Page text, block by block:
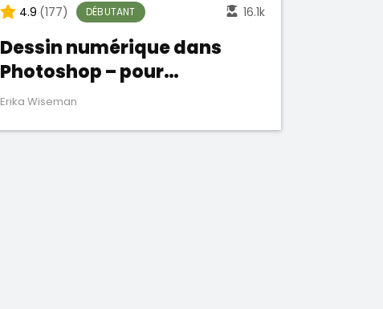
4.9 (177) DÉBUTANT 16.1k
Dessin numérique dans
Photoshop – pour
débutants
Erika Wiseman